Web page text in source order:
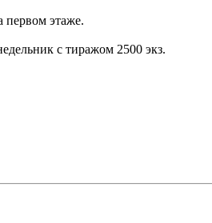
первом этаже.
с тиражом 2500 экз.